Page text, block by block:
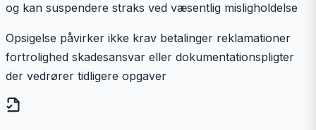
og kan suspendere straks ved væsentlig misligholdelse
Opsigelse påvirker ikke krav betalinger reklamationer
fortrolighed skadesansvar eller dokumentationspligter
der vedrører tidligere opgaver